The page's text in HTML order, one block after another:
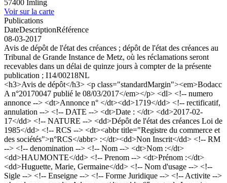
57400 Imling
Voir sur la carte
Publications
DateDescriptionRéférence
08-03-2017
Avis de dépôt de l'état des créances ; dépôt de l'état des créances au
Tribunal de Grande Instance de Metz, où les réclamations seront
recevables dans un délai de quinze jours à compter de la présente
publication ; I14/00218NL
<h3>Avis de dépôt</h3> <p class="standardMargin"><em>Bodacc
A n°20170047 publié le 08/03/2017</em></p> <dl> <!-- numero
annonce --> <dt>Annonce n° </dt><dd>1719</dd> <!-- rectificatif,
annulation --> <!-- DATE --> <dt>Date : </dt> <dd>2017-02-
17</dd> <!-- NATURE --> <dd>Dépôt de l'état des créances Loi de
1985</dd> <!-- RCS --> <dt><abbr title="Registre du commerce et
des sociétés">n°RCS</abbr> :</dt><dd>Non Inscrit</dd> <!-- RM
--> <!-- denomination --> <!-- Nom --> <dt>Nom :</dt>
<dd>HAUMONTE</dd> <!-- Prenom --> <dt>Prénom :</dt>
<dd>Huguette, Marie, Germaine</dd> <!-- Nom d'usage --> <!--
Sigle --> <!-- Enseigne --> <!-- Forme Juridique --> <!-- Activite -->